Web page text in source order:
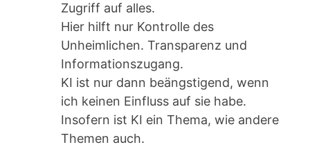
Zugriff auf alles.
Hier hilft nur Kontrolle des
Unheimlichen. Transparenz und
Informationszugang.
KI ist nur dann beängstigend, wenn
ich keinen Einfluss auf sie habe.
Insofern ist KI ein Thema, wie andere
Themen auch.